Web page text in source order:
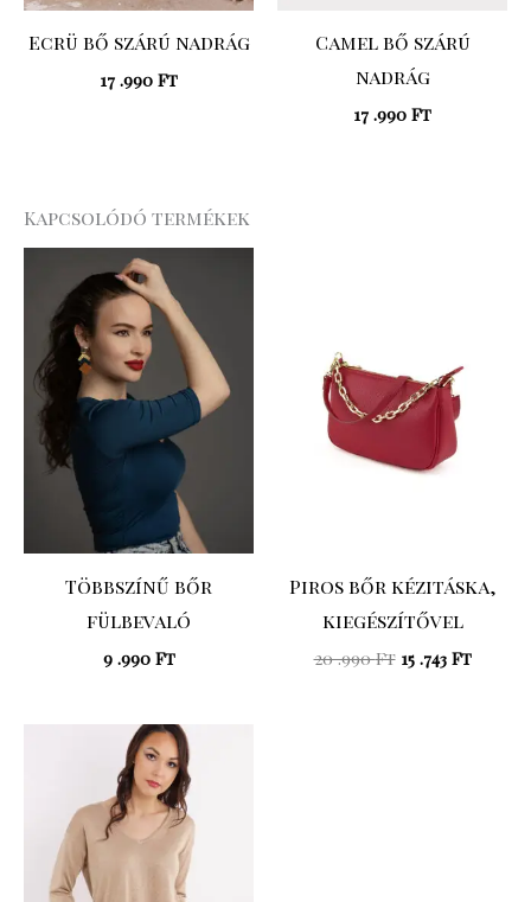
Ecrü bő szárú nadrág
17 .990 Ft
Camel bő szárú
nadrág
17 .990 Ft
Kapcsolódó termékek
Többszínű bőr
fülbevaló
9 .990 Ft
Piros bőr kézitáska,
kiegészítővel
20 .990Ft 15 .743 Ft
Original
price
was:
16
.990 Ft.